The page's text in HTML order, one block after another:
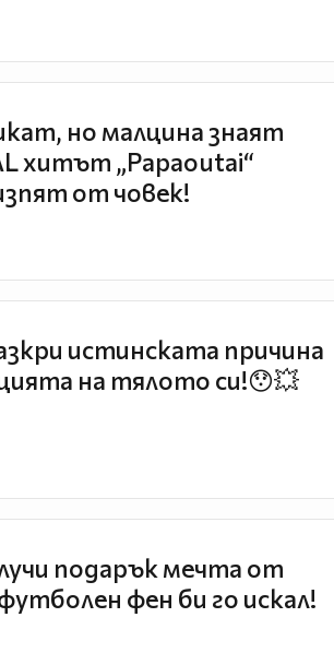
но малцина знаят
хитът „Papaoutai“
от човек!
истинската причина
на тялото си!😯💥
подарък мечта от
фен би го искал!